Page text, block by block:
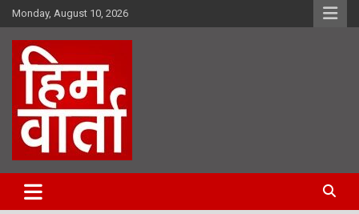
Skip
to
content
Monday, August 10, 2026
Him Varta